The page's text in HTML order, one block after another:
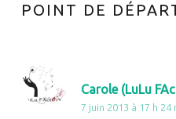
POINT DE
Carole (LuLu
7 juin 2013 à 17 h 24